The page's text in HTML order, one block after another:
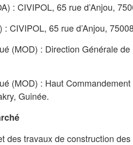
: CIVIPOL, 65 rue d’Anjou,
CIVIPOL, 65 rue d’Anjou,
(MOD) : Direction Générale
(MOD) : Haut
Guinée.
des travaux de construction